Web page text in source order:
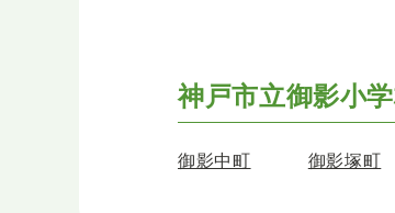
神戸市立御影小
御影中町 御影塚町